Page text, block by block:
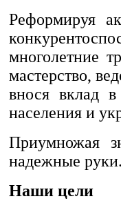
Реформируя
многолетние
мастерство,
внося вклад
населения и
Приумножая
надежные руки.
Наши цели